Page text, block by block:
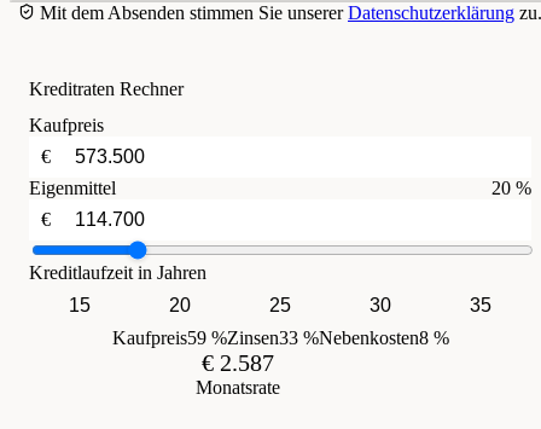
Mit dem Absenden stimmen Sie unsererDatenschutzerklärung zu.
Kreditraten Rechner
Kaufpreis
€
Eigenmittel
20 %
€
Kreditlaufzeit in Jahren
15
20 25 30
35
Kaufpreis59 %Zinsen33 %Nebenkosten8 %
€ 2.587
Monatsrate